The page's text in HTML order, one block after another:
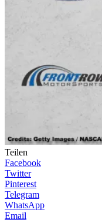
Teilen
Facebook
Twitter
Pinterest
Telegram
WhatsApp
Email